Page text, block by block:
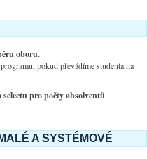
oboru.
pokud převádíme studenta na
pro počty absolventů
A SYSTÉMOVÉ